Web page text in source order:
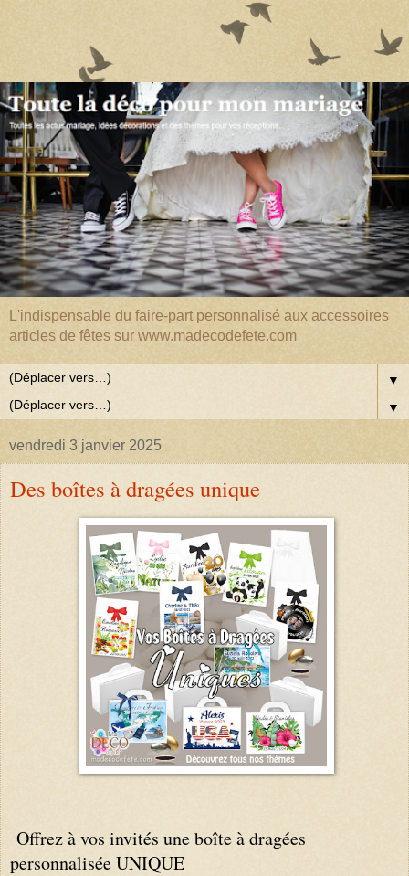
L'indispensable du faire-part personnalisé aux accessoires
articles de fêtes sur www.madecodefete.com
▼
▼
vendredi 3 janvier 2025
Des boîtes à dragées unique
Offrez à vos invités une boîte à dragées
personnalisée UNIQUE